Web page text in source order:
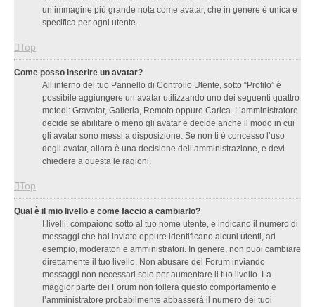
un’immagine più grande nota come avatar, che in genere è unica e
specifica per ogni utente.
Top
Come posso inserire un avatar?
All’interno del tuo Pannello di Controllo Utente, sotto “Profilo” è
possibile aggiungere un avatar utilizzando uno dei seguenti quattro
metodi: Gravatar, Galleria, Remoto oppure Carica. L’amministratore
decide se abilitare o meno gli avatar e decide anche il modo in cui
gli avatar sono messi a disposizione. Se non ti è concesso l’uso
degli avatar, allora è una decisione dell’amministrazione, e devi
chiedere a questa le ragioni.
Top
Qual è il mio livello e come faccio a cambiarlo?
I livelli, compaiono sotto al tuo nome utente, e indicano il numero di
messaggi che hai inviato oppure identificano alcuni utenti, ad
esempio, moderatori e amministratori. In genere, non puoi cambiare
direttamente il tuo livello. Non abusare del Forum inviando
messaggi non necessari solo per aumentare il tuo livello. La
maggior parte dei Forum non tollera questo comportamento e
l’amministratore probabilmente abbasserà il numero dei tuoi